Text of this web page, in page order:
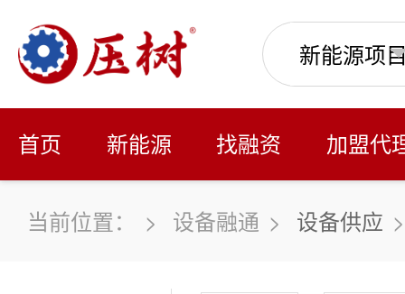
首页 新能源 找融资 加盟代
当前位置： > 设备融通 > 设备供应 >